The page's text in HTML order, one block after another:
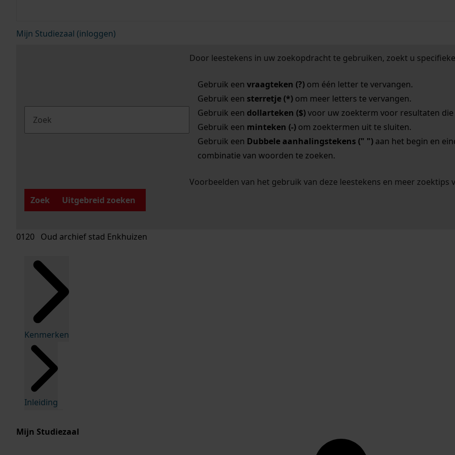
Mijn Studiezaal (inloggen)
Door leestekens in uw zoekopdracht te gebruiken, zoekt u
Gebruik een vraagteken (?)om één letter te vervangen.
Gebruik een sterretje (*)om meer letters te vervangen.
Gebruik een dollarteken ($)voor uw zoekterm voor resultaten die
Gebruik een minteken (-)om zoektermen uit te sluiten.
Gebruik een Dubbele aanhalingstekens (" ")aan het begin en
combinatie van woorden te zoeken.
Voorbeelden van het gebruik van deze leestekens en meer zoektips
Zoek
Uitgebreid zoeken
0120 Oud archief stad Enkhuizen
Kenmerken
Inleiding
Mijn Studiezaal